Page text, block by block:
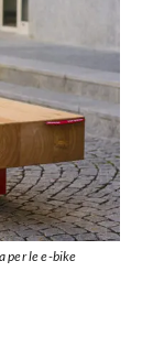
per le e-bike